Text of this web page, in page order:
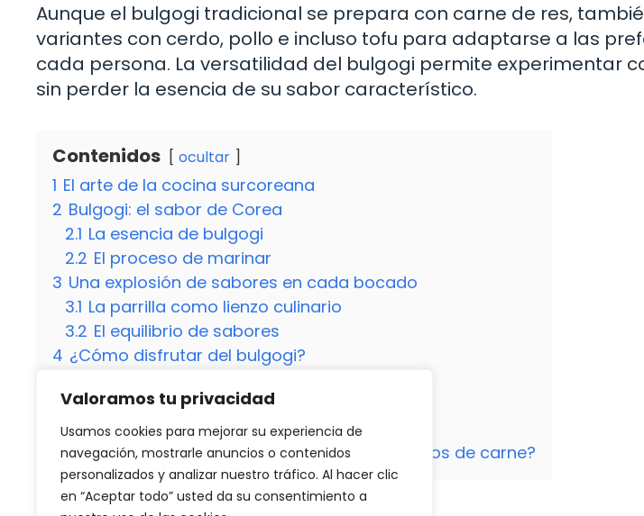
Valoramos tu privacidad
Usamos cookies para mejorar su experiencia de
navegación, mostrarle anuncios o contenidos
personalizados y analizar nuestro tráfico. Al hacer clic
en “Aceptar todo” usted da su consentimiento a
Aunque el bulgogi tradicional se prepara con carne de res,
variantes con cerdo, pollo e incluso tofu para adaptarse a las
cada persona. La versatilidad del bulgogi permite experimentar
sin perder la esencia de su sabor característico.
Contenidos ocultar
1 El arte de la cocina surcoreana
2 Bulgogi: el sabor de Corea
2.1 La esencia de bulgogi
2.2 El proceso de marinar
3 Una explosión de sabores en cada bocado
3.1 La parrilla como lienzo culinario
3.2 El equilibrio de sabores
4 ¿Cómo disfrutar del bulgogi?
4.2 Vino de arroz para maridar
4.3 ¿Es el bulgogi picante?
4.4 ¿Se puede preparar bulgogi con otros tipos de carne?